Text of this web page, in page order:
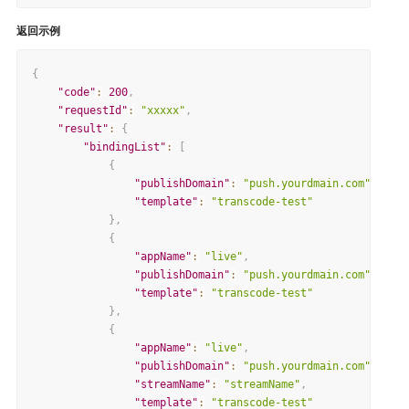
返回示例
{
"code" : 200 ,
"requestId" : "xxxxx" ,
"result" :
{
"bindingList" :
[
{
"publishDomain" : "push.yourdmain.com"
"template" :
"transcode-test"
} ,
{
"appName" : "live" ,
"publishDomain" : "push.yourdmain.com"
"template" :
"transcode-test"
} ,
{
"appName" : "live" ,
"publishDomain" : "push.yourdmain.com"
"streamName" : "streamName" ,
"template" :
"transcode-test"